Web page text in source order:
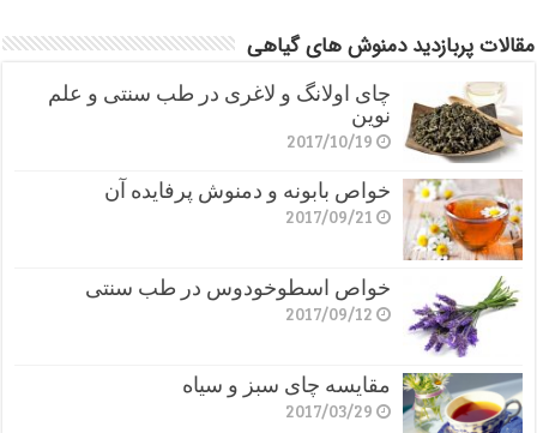
مقالات پربازدید دمنوش های گیاهی
چای اولانگ و لاغری در طب سنتی و علم
نوین
2017/10/19
خواص بابونه و دمنوش پرفایده آن
2017/09/21
خواص اسطوخودوس در طب سنتی
2017/09/12
مقایسه چای سبز و سیاه
2017/03/29